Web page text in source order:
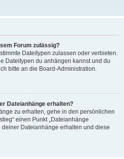
Forum zulässig?
Dateitypen zulassen oder verbieten.
Dateitypen du anhängen kannst und du
bitte an die Board-Administration.
Dateianhänge erhalten?
zu erhalten, gehe in den persönlichen
einen Punkt „Dateianhänge
Dateianhänge erhalten und diese